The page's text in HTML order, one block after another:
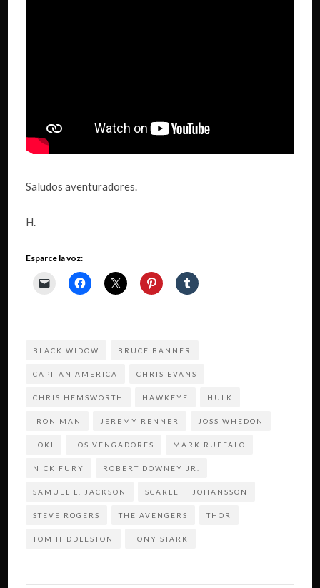
Saludos aventuradores.
H.
Esparce la voz:
BLACK WIDOW BRUCE BANNER
CAPITAN AMERICA CHRIS EVANS
CHRIS HEMSWORTH HAWKEYE HULK
IRON MAN JEREMY RENNER JOSS WHEDON
LOKI LOS VENGADORES MARK RUFFALO
NICK FURY ROBERT DOWNEY JR.
SAMUEL L. JACKSON SCARLETT JOHANSSON
STEVE ROGERS THE AVENGERS THOR
TOM HIDDLESTON TONY STARK